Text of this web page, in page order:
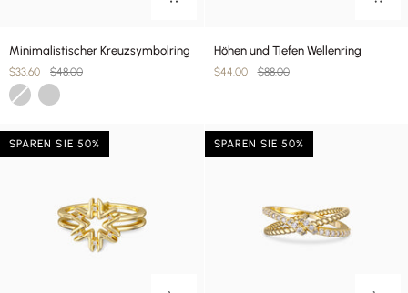
Kreuzsymbolring
Minimalistischer Kreuzsymbolring
$33.60 $48.00
Gold Silber
und
Tiefen
Höhen und Tiefen Wellenring
$44.00 $88.00
SPAREN SIE 50% SPAREN SIE 50%